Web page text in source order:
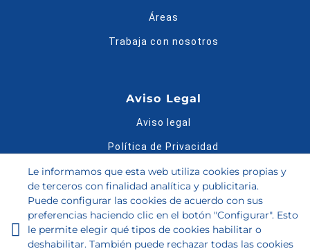
Áreas
Trabaja con nosotros
Aviso Legal
Aviso legal
Política de Privacidad
Política de Cookies
Condiciones de compra
Bases legales del Sorteo
Guía de tallas
Le informamos que esta web utiliza cookies propias y
de terceros con finalidad analítica y publicitaria.
Puede configurar las cookies de acuerdo con sus
preferencias haciendo clic en el botón "Configurar". Esto
le permite elegir qué tipos de cookies habilitar o
deshabilitar. También puede rechazar todas las cookies